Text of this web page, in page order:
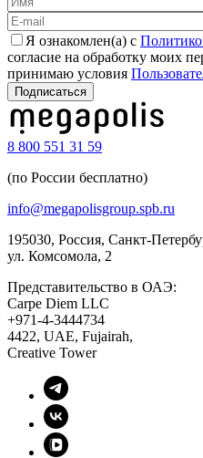
Я ознакомлен(а) с
согласие на обработку моих
принимаю условия
8 800 551 31 59
(по России бесплатно)
info@megapolisgroup.spb.ru
195030, Россия, Санкт-
ул. Комсомола, 2
Представительство в ОАЭ:
Carpe Diem LLC
+971-4-3444734
4422, UAE, Fujairah,
Creative Tower